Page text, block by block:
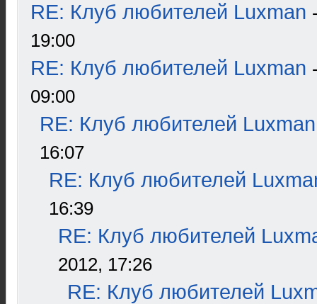
RE: Клуб любителей Luxman
19:00
RE: Клуб любителей Luxman
09:00
RE: Клуб любителей Luxman
16:07
RE: Клуб любителей
16:39
RE: Клуб любителей
2012, 17:26
RE: Клуб любителей